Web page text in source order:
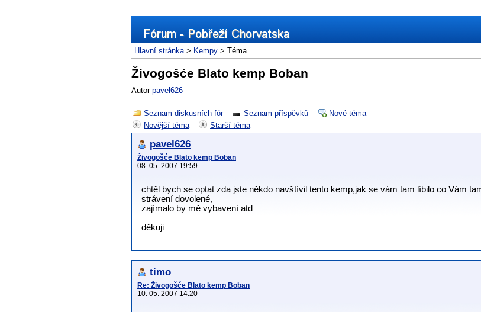
Hlavní stránka> Kempy > Téma
Živogošće Blato kemp Boban
Autor pavel626
Seznam diskusních fór Seznam příspěvků
Nové téma
Novější téma Starší téma
pavel626
Živogošće Blato kemp Boban
08. 05. 2007 19:59
chtěl bych se optat zda jste někdo navštívil tento kemp,jak se vám tam líbilo co Vám
strávení dovolené,
zajímalo by mě vybavení atd
děkuji
timo
Re: Živogošće Blato kemp Boban
10. 05. 2007 14:20